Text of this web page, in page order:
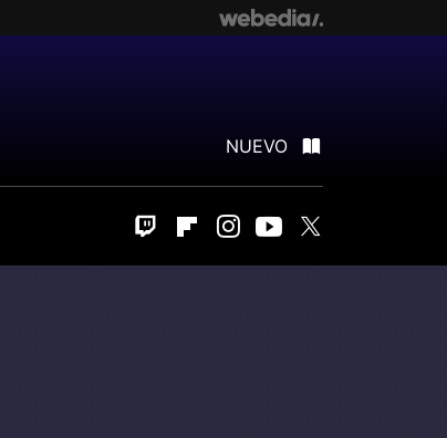
NUEVO
Twitch FlipboardInstagram
Youtube